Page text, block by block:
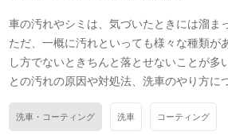
車の汚れやシミは、気づいたときには溜ま
ただ、一概に汚れといっても様々な種類が
し方でないときちんと落とせないことが多
との汚れの原因や対処法、洗車のやり方に
洗車・コーティング 洗車 コーティング